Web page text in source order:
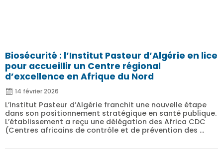
Biosécurité : l’Institut Pasteur d’Algérie en lice
pour accueillir un Centre régional
d’excellence en Afrique du Nord
14 février 2026
L’Institut Pasteur d’Algérie franchit une nouvelle étape
dans son positionnement stratégique en santé publique.
L’établissement a reçu une délégation des Africa CDC
(Centres africains de contrôle et de prévention des ...